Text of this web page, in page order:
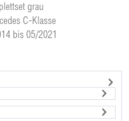
grau
C-Klasse
bis 05/2021